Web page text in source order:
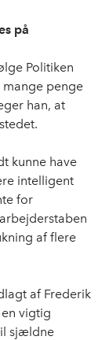
på
Politiken
mange penge
han, at
kunne have
intelligent
for
af flere
af Frederik
vigtig
sjældne